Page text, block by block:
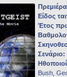
Είδος
Έτος
Σενάριο:
Bush,